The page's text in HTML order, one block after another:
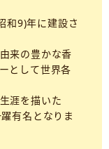
和9)年に建設さ
来の豊かな香
として世界各
涯を描いた
有名となりま